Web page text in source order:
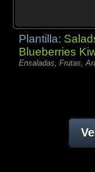
Plantilla:
Blueberries
Ensaladas, Frutas,